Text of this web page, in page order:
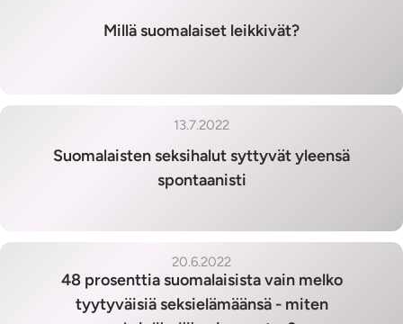
Millä suomalaiset leikkivät?
Suomalaisten seksihalut syttyvät yleensä
spontaanisti
13.7.2022
48 prosenttia suomalaisista vain melko
tyytyväisiä seksielämäänsä - miten
20.6.2022